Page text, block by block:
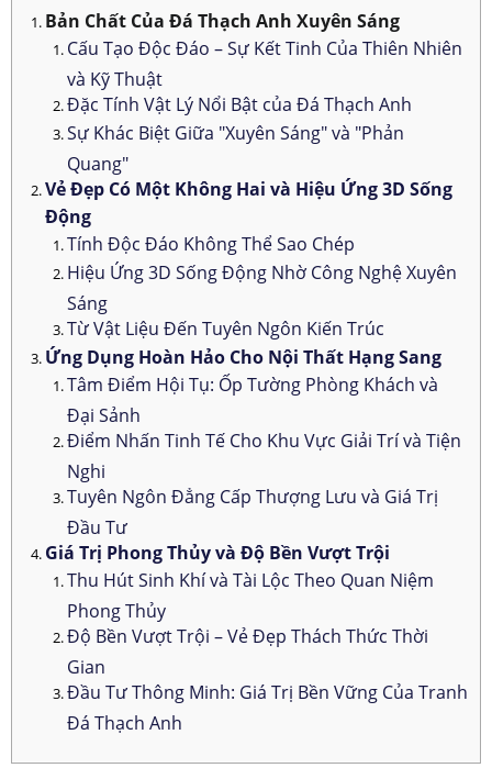
Bản Chất Của Đá Thạch Anh Xuyên Sáng
Cấu Tạo Độc Đáo – Sự Kết Tinh Của Thiên Nhiên
và Kỹ Thuật
Đặc Tính Vật Lý Nổi Bật của Đá Thạch Anh
Sự Khác Biệt Giữa "Xuyên Sáng" và "Phản
Quang"
Vẻ Đẹp Có Một Không Hai và Hiệu Ứng 3D Sống
Động
Tính Độc Đáo Không Thể Sao Chép
Hiệu Ứng 3D Sống Động Nhờ Công Nghệ Xuyên
Sáng
Từ Vật Liệu Đến Tuyên Ngôn Kiến Trúc
Ứng Dụng Hoàn Hảo Cho Nội Thất Hạng Sang
Tâm Điểm Hội Tụ: Ốp Tường Phòng Khách và
Đại Sảnh
Điểm Nhấn Tinh Tế Cho Khu Vực Giải Trí và Tiện
Nghi
Tuyên Ngôn Đẳng Cấp Thượng Lưu và Giá Trị
Đầu Tư
Giá Trị Phong Thủy và Độ Bền Vượt Trội
Thu Hút Sinh Khí và Tài Lộc Theo Quan Niệm
Phong Thủy
Độ Bền Vượt Trội – Vẻ Đẹp Thách Thức Thời
Gian
Đầu Tư Thông Minh: Giá Trị Bền Vững Của Tranh
Đá Thạch Anh